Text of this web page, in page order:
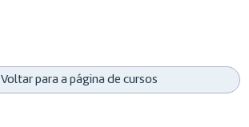
Voltar para a página de cursos